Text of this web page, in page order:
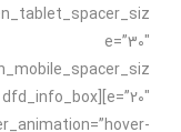
e=”30″
e=”20″][dfd_info_box